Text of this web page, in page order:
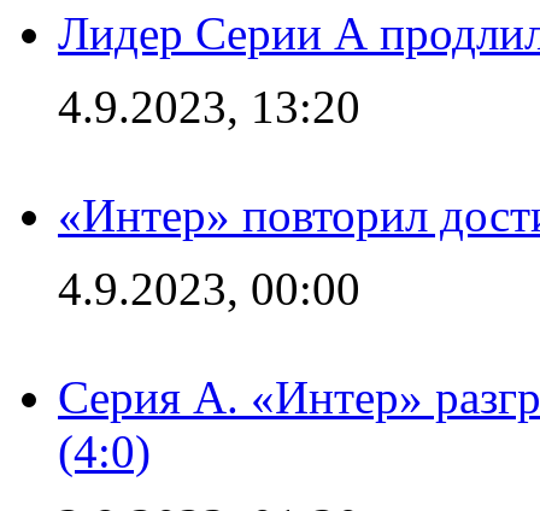
Лидер Серии А
4.9.2023, 13:20
«Интер» повторил
4.9.2023, 00:00
Серия А. «Интер»
(4:0)